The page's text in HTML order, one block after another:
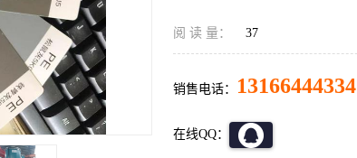
阅 读 量： 37
销售电话： 13166444334
在线QQ：